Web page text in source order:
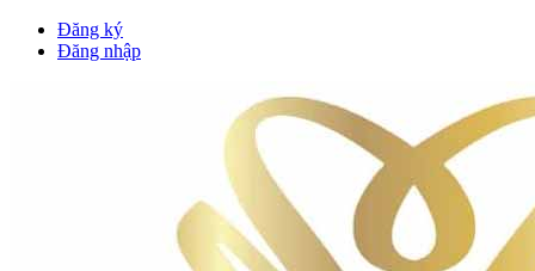
Đăng ký
Đăng nhập